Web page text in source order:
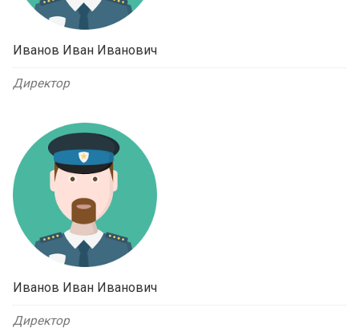
Иванов Иван Иванович
Директор
Иванов Иван Иванович
Директор